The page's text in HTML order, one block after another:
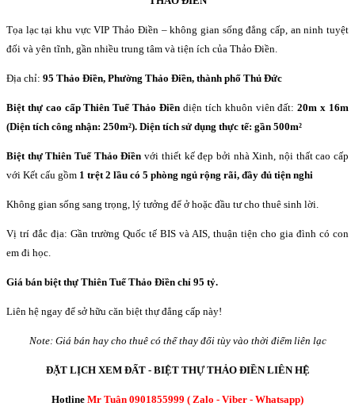
Tọa lạc tại khu vực VIP Thảo Điền – không gian sống đẳng cấp, an ninh tuyệt
đối và yên tĩnh, gần nhiều trung tâm và tiện ích của Thảo Điền.
Địa chỉ: 95 Thảo Điền, Phường Thảo Điền, thành phố Thủ Đức
Biệt thự cao cấp Thiên Tuế Thảo Điền diện tích khuôn viên đất:20m x 16m
(Diện tích công nhận: 250m²). Diện tích sử dụng thực tế: gần 500m²
Biệt thự Thiên Tuế Thảo Điềnvới thiết kế đẹp bởi nhà Xinh, nội thất cao cấp
với Kết cấu gồm 1 trệt 2 lầu có 5 phòng ngủ rộng rãi, đầy đủ tiện nghi
Không gian sống sang trọng, lý tưởng để ở hoặc đầu tư cho thuê sinh lời.
Vị trí đắc địa: Gần trường Quốc tế BIS và AIS, thuận tiện cho gia đình có con
em đi học.
Giá bán biệt thự Thiên Tuế Thảo Điền chỉ 95 tỷ.
Liên hệ ngay để sở hữu căn biệt thự đẳng cấp này!
Note: Giá bán hay cho thuê có thể thay đổi tùy vào thời điểm liên lạc
ĐẶT LỊCH XEM ĐẤT - BIỆT THỰ THẢO ĐIỀN LIÊN HỆ
Hotline Mr Tuân 0901855999 ( Zalo - Viber - Whatsapp)